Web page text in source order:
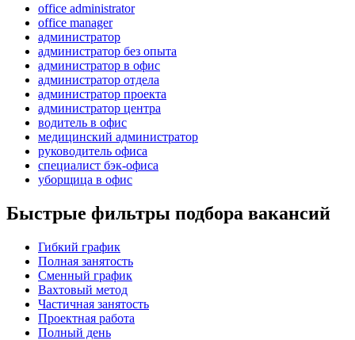
office administrator
office manager
администратор
администратор без опыта
администратор в офис
администратор отдела
администратор проекта
администратор центра
водитель в офис
медицинский администратор
руководитель офиса
специалист бэк-офиса
уборщица в офис
Быстрые фильтры подбора вакансий
Гибкий график
Полная занятость
Сменный график
Вахтовый метод
Частичная занятость
Проектная работа
Полный день